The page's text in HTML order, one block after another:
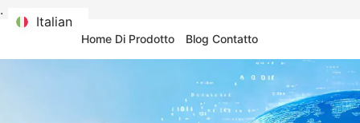
.
Home Di Prodotto Blog Contatto
Italian
Italian